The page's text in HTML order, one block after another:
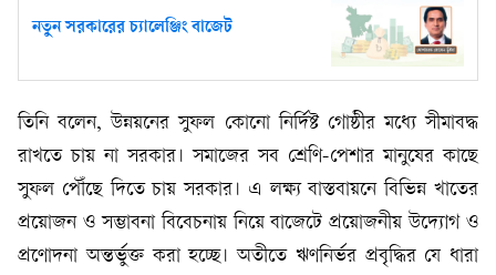
নতুন সরকারের চ্যালেঞ্জিং বাজেট
তিনি বলেন, উন্নয়নের সুফল কোনো নির্দিষ্ট গোষ্ঠীর মধ্যে সীমাবদ্ধ
রাখতে চায় না সরকার। সমাজের সব শ্রেণি-পেশার মানুষের কাছে
সুফল পৌঁছে দিতে চায় সরকার। এ লক্ষ্য বাস্তবায়নে বিভিন্ন খাতের
প্রয়োজন ও সম্ভাবনা বিবেচনায় নিয়ে বাজেটে প্রয়োজনীয় উদ্যোগ ও
প্রণোদনা অন্তর্ভুক্ত করা হচ্ছে। অতীতে ঋণনির্ভর প্রবৃদ্ধির যে ধারা